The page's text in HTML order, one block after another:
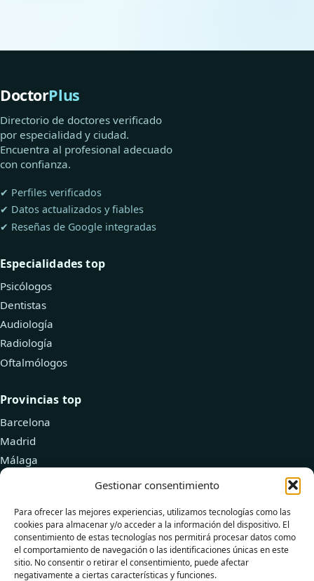
Gestionar consentimiento
Para ofrecer las mejores experiencias, utilizamos tecnologías como las
cookies para almacenar y/o acceder a la información del dispositivo. El
consentimiento de estas tecnologías nos permitirá procesar datos como
el comportamiento de navegación o las identificaciones únicas en este
sitio. No consentir o retirar el consentimiento, puede afectar
negativamente a ciertas características y funciones.
DoctorPlus
Directorio de doctores verificado
por especialidad y ciudad.
Encuentra al profesional adecuado
con confianza.
✔ Perfiles verificados
✔ Datos actualizados y fiables
✔ Reseñas de Google integradas
Especialidades top
Psicólogos
Dentistas
Audiología
Radiología
Oftalmólogos
Provincias top
Barcelona
Madrid
Málaga
Valencia
Recursos
Explorar doctores
Añadir tu clínica